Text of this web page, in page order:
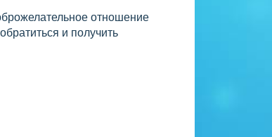
отношение
и получить